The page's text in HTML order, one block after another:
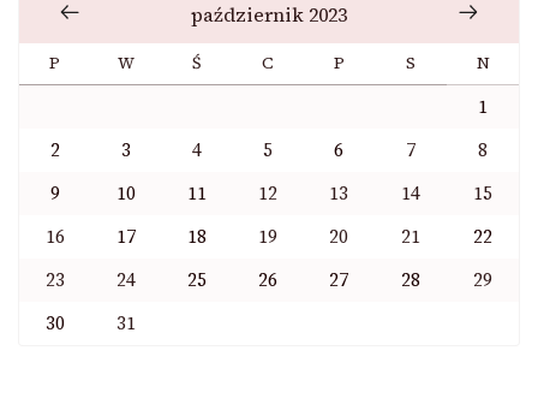
październik 2023
P W Ś C P S N
1
2
3 4 5 6 7
8
9
10 11 12 13 14
15
16
17 18 19 20 21
22
23
24 25 26 27 28
29
30
31